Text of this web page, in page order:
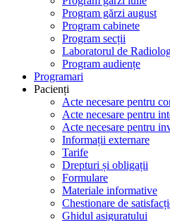
Program gărzi august
Program cabinete
Program secții
Laboratorul de
Program audiențe
Programari
Pacienți
Acte necesare pentru
Acte necesare pentru
Acte necesare pentru
Informații externare
Tarife
Drepturi și obligații
Formulare
Materiale informative
Chestionare de
Ghidul asiguratului